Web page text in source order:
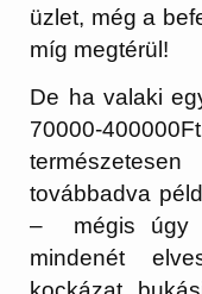
üzlet, még a
míg megtérül!
De ha valaki
70000-
továbbadva
– mégis úgy
mindenét